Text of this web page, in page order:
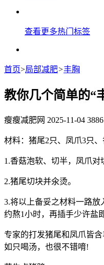
查看更多热门标签
首页>局部减肥>丰胸
教你几个简单的“
瘦瘦减肥网 2025-11-04 3886
材料：猪尾2只、凤爪3只
1.香菇泡软、切半，凤爪对
2.猪尾切块并氽烫。
3.将以上备妥之材料一路放
约熬1小时，再插手少许盐
专家的打发猪尾和凤爪皆
如只喝汤，也很不错唷!